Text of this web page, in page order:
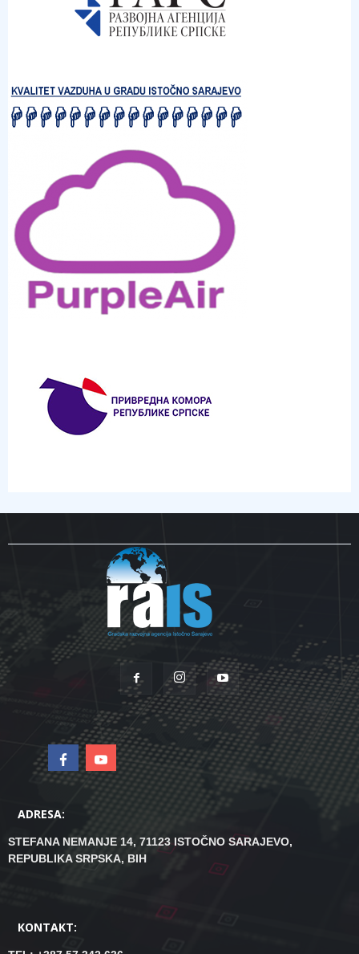
ADRESA:
STEFANA NEMANJE 14, 71123 ISTOČNO SARAJEVO,
REPUBLIKA SRPSKA, BIH
KONTAKT: